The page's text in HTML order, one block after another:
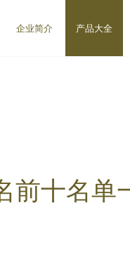
企业简介 产品大全
前十名单